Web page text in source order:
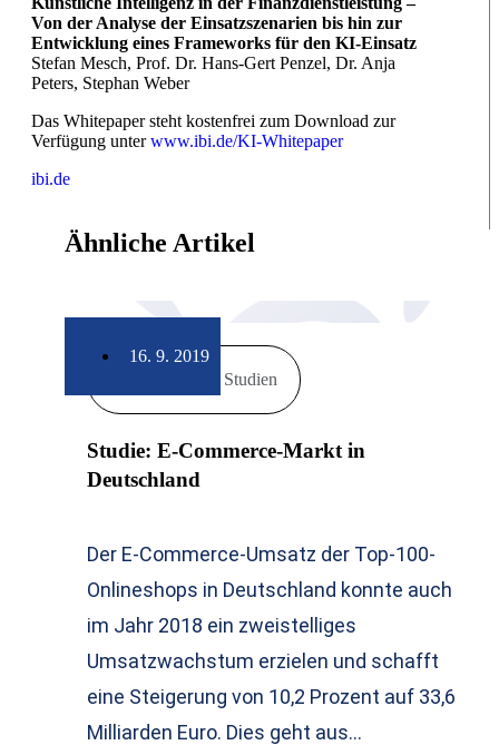
Von der Analyse der Einsatzszenarien bis hin zur
Entwicklung eines Frameworks für den KI-Einsatz
Stefan Mesch, Prof. Dr. Hans-Gert Penzel, Dr. Anja
Peters, Stephan Weber
Das Whitepaper steht kostenfrei zum Download zur
Verfügung unterwww.ibi.de/KI-Whitepaper
ibi.de
Ähnliche Artikel
16. 9. 2019
Markt & Studien
Studie: E-Commerce-Markt in
Deutschland
Der E-Commerce-Umsatz der Top-100-
Onlineshops in Deutschland konnte auch
im Jahr 2018 ein zweistelliges
Umsatzwachstum erzielen und schafft
eine Steigerung von 10,2 Prozent auf 33,6
Milliarden Euro. Dies geht aus…